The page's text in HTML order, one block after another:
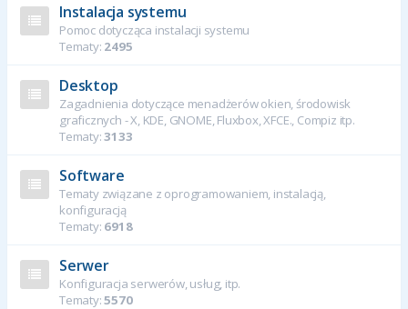
Instalacja systemu
Pomoc dotycząca instalacji systemu
Tematy: 2495
Desktop
Zagadnienia dotyczące menadżerów okien, środowisk
graficznych - X, KDE, GNOME, Fluxbox, XFCE., Compiz itp.
Tematy:3133
Software
Tematy związane z oprogramowaniem, instalacją,
konfiguracją
Tematy: 6918
Serwer
Konfiguracja serwerów, usług, itp.
Tematy:5570